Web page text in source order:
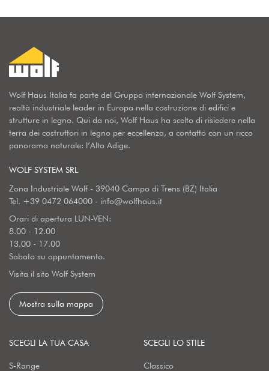
Wolf Haus Italia fa parte del Gruppo internazionale Wolf System,
realtà industriale leader in Europa nella costruzione di edifici e
strutture in legno. Qui da noi, Wolf Haus ha scelto di risiedere nella
terra dei costruttori in legno per eccellenza, a contatto con un ricco
panorama naturale: l’Alto Adige.
WOLF SYSTEM SRL
Zona Industriale Wolf - 39040 Campo di Trens (BZ) Italia
Tel. +39 0472 064000 - info@wolfhaus.it
Orari di apertura LUN-VEN:
8.00 - 12.00
13.00 - 17.00
Sabato su appuntamento.
Visita il sito Wolf System
Mostra sulla mappa
SCEGLI LA TUA CASA
S-Range
SCEGLI LO STILE
Classico